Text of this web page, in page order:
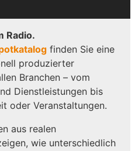
Radio.
finden Sie eine
produzierter
Branchen – vom
Dienstleistungen bis
oder Veranstaltungen.
aus realen
wie unterschiedlich